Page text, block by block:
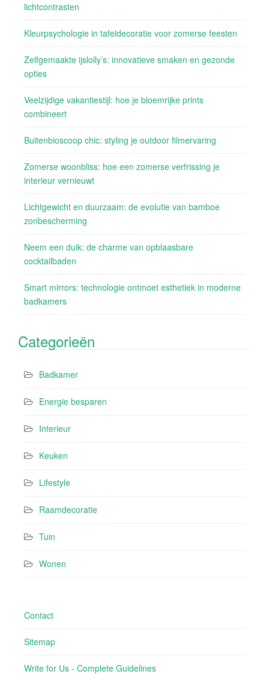
lichtcontrasten
Kleurpsychologie in tafeldecoratie voor zomerse feesten
Zelfgemaakte ijslolly’s: innovatieve smaken en gezonde
opties
Veelzijdige vakantiestijl: hoe je bloemrijke prints
combineert
Buitenbioscoop chic: styling je outdoor filmervaring
Zomerse woonbliss: hoe een zomerse verfrissing je
interieur vernieuwt
Lichtgewicht en duurzaam: de evolutie van bamboe
zonbescherming
Neem een duik: de charme van opblaasbare
cocktailbaden
Smart mirrors: technologie ontmoet esthetiek in moderne
badkamers
Categorieën
Badkamer
Energie besparen
Interieur
Keuken
Lifestyle
Raamdecoratie
Tuin
Wonen
Contact
Sitemap
Write for Us - Complete Guidelines